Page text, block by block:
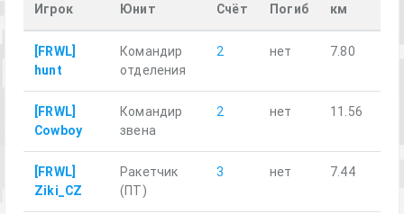
Игрок Юнит Счёт Погиб
км
[FRWL]
hunt
Командир
отделения
2 нет 7.80
[FRWL]
Cowboy
Командир
звена
2 нет 11.56
[FRWL]
Ziki_CZ
Ракетчик
(ПТ)
3 нет 7.44